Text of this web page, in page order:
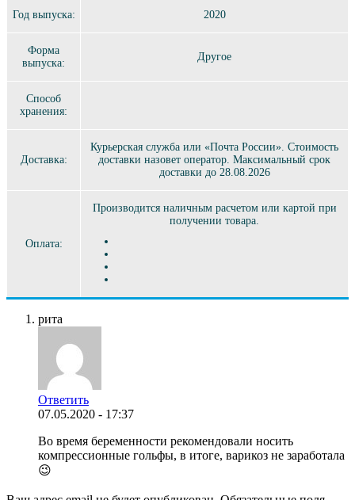
Год выпуска: 2020
Форма
выпуска:
Другое
Способ
хранения:
Доставка:
Курьерская служба или «Почта России». Стоимость
доставки назовет оператор. Максимальный срок
доставки до 28.08.2026
Оплата:
Производится наличным расчетом или картой при
получении товара.
рита
Ответить
07.05.2020 - 17:37
Во время беременности рекомендовали носить
компрессионные гольфы, в итоге, варикоз не заработала
😉